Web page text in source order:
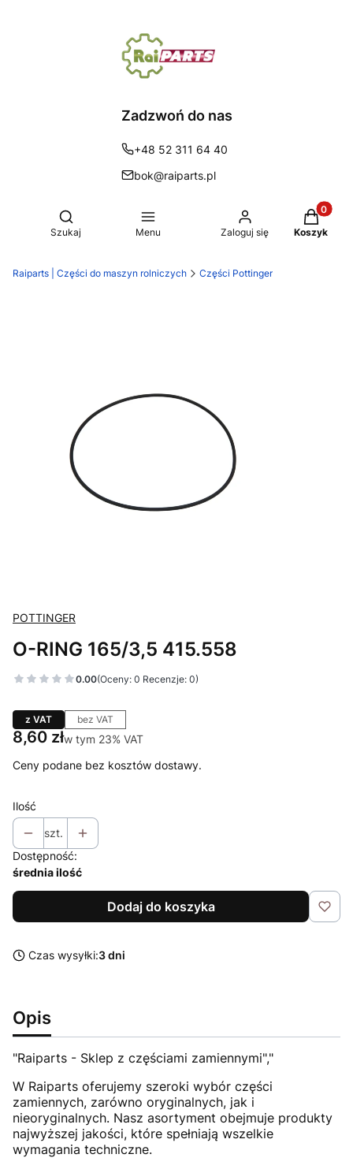
Zadzwoń do nas
+48 52 311 64 40
bok@raiparts.pl
Otwórz wyszukiwarkę
Szukaj Menu Zaloguj się Koszyk
Raiparts | Części do maszyn rolniczych Części Pottinger
POTTINGER
O-RING 165/3,5 415.558
0.00(Oceny: 0 Recenzje: 0)
z VAT bez VAT
Cena
8,60 złw tym 23% VAT
w tym 23% VAT
Ceny podane bez kosztów dostawy.
Ilość
szt.
Dostępność:
średnia ilość
Dodaj do koszyka
Czas wysyłki:3 dni
Opis
"Raiparts - Sklep z częściami zamiennymi","
W Raiparts oferujemy szeroki wybór części
zamiennych, zarówno oryginalnych, jak i
nieoryginalnych. Nasz asortyment obejmuje produkty
najwyższej jakości, które spełniają wszelkie
wymagania techniczne.